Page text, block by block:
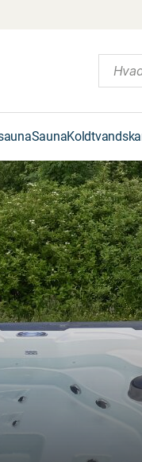
Sauna